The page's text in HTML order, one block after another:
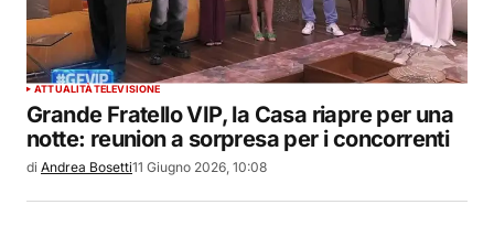
ATTUALITÀTELEVISIONE
Grande Fratello VIP, la Casa riapre per una
notte: reunion a sorpresa per i concorrenti
di Andrea Bosetti11 Giugno 2026, 10:08